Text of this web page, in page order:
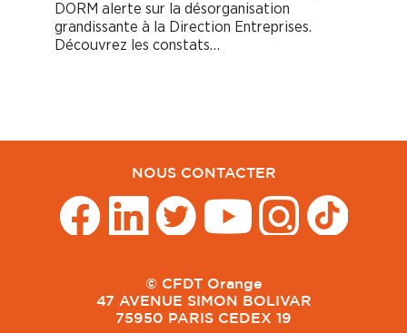
DORM alerte sur la désorganisation
grandissante à la Direction Entreprises.
Découvrez les constats…
NOUS CONTACTER
© CFDT Orange
47 AVENUE SIMON BOLIVAR
75950 PARIS CEDEX 19